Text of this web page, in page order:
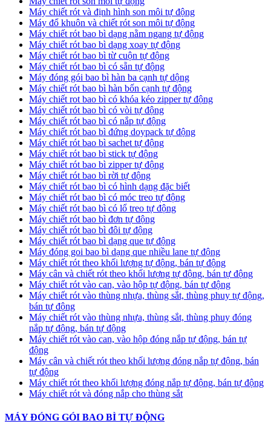
Máy chiết rót và định hình son môi tự động
Máy đổ khuôn và chiết rót son môi tự động
Máy chiết rót bao bì dạng nằm ngang tự động
Máy chiết rót bao bì dạng xoay tự động
Máy chiết rót bao bì từ cuộn tự động
Máy chiết rót bao bì có sẵn tự động
Máy đóng gói bao bì hàn ba cạnh tự dộng
Máy chiết rót bao bì hàn bốn cạnh tự động
Máy chiết rot bao bì có khóa kéo zipper tự động
Máy chiết rót bao bì có vòi tự động
Máy chiết rót bao bì có nắp tự động
Máy chiết rót bao bì đứng doypack tự động
Máy chiết rót bao bì sachet tự động
Máy chiết rót bao bì stick tự động
Máy chiết rót bao bì zipper tự động
Máy chiết rót bao bì rời tự động
Máy chiết rót bao bì có hình dạng đặc biết
Máy chiết rót bao bì có móc treo tự động
Máy chiết rót bao bì có lổ treo tự động
Máy chiết rót bao bì đơn tự động
Máy chiết rót bao bì đôi tự động
Máy chiết rót bao bì dạng que tự động
Máy đóng goi bao bì dạng que nhiều lane tự động
Máy chiết rót theo khối lượng tự động, bán tự động
Máy cân và chiết rót theo khối lượng tự động, bán tự động
Máy chiết rót vào can, vào hộp tự động, bán tự động
Máy chiết rót vào thùng nhựa, thùng sắt, thùng phuy tự động,
bán tự động
Máy chiết rót vào thùng nhựa, thùng sắt, thùng phuy đóng
nắp tự động, bán tự động
Máy chiết rót vào can, vào hộp đóng nắp tự động, bán tự
động
Máy cân và chiết rót theo khối lượng đóng nắp tự động, bán
tự động
Máy chiết rót theo khối lượng đóng nắp tự động, bán tự động
Máy chiết rót và đóng nắp cho thùng sắt
MÁY ĐÓNG GÓI BAO BÌ TỰ ĐỘNG